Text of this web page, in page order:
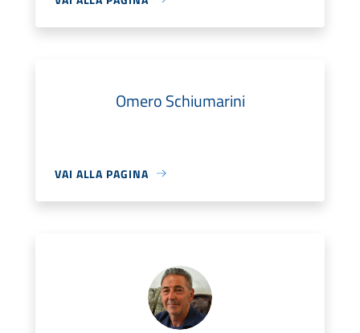
Omero Schiumarini
VAI ALLA PAGINA